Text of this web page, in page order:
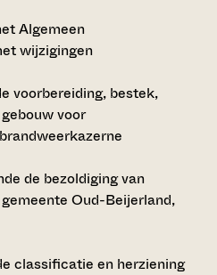
Algemeen
wijzigingen
voorbereiding, bestek,
voor
de bezoldiging van
Oud-Beijerland,
classificatie en herziening